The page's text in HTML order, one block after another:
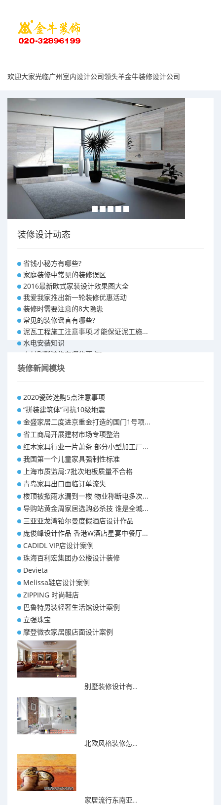
欢迎大家光临广州室内设计公司领头羊金牛装修设计公司
装修设计动态
省钱小秘方有哪些?
家庭装修中常见的装修误区
2016最新欧式家装设计效果图大全
我爱我家推出新一轮装修优惠活动
装修时需要注意的8大隐患
常见的装修谣言有哪些?
泥瓦工程施工注意事项,才能保证泥工施...
水电安装知识
乡村别墅装修有哪些要点?
别墅怎样装修之装修技巧
昆明110平米装修预算 装修报价清单
昆明100平米装修多少钱
装修新闻模块
2020瓷砖选购5点注意事项
“拼装建筑体”可抗10级地震
金盛家居二度进京重金打造的国门1号项...
省工商局开展建材市场专项整治
红木家具行业一片萧条 部分小型加工厂...
我国第一个儿童家具强制性标准
上海市质监局:7批次地板质量不合格
青岛家具出口面临订单流失
楼顶被掀雨水漏到一楼 物业称断电多次...
导购站黄金周家居选购必杀技 谁是全城...
三亚亚龙湾铂尔曼度假酒店设计作品
庞俊峰设计作品 香港W酒店星宴中餐厅...
CADIDL VIP店设计案例
珠海百利宏集团办公楼设计装修
Devieta
Melissa鞋店设计案例
ZIPPING 时尚鞋店
巴鲁特男装轻奢生活馆设计案例
立强珠宝
摩登微衣家居服店面设计案例
别墅装修设计有...
北欧风格装修怎...
家居流行东南亚...